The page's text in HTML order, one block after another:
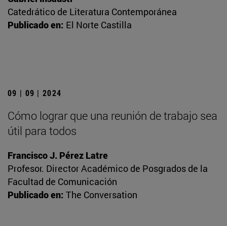
Catedrático de Literatura Contemporánea
Publicado en: El Norte Castilla
09 | 09 | 2024
Cómo lograr que una reunión de trabajo sea
útil para todos
Francisco J. Pérez Latre
Profesor. Director Académico de Posgrados de la
Facultad de Comunicación
Publicado en: The Conversation